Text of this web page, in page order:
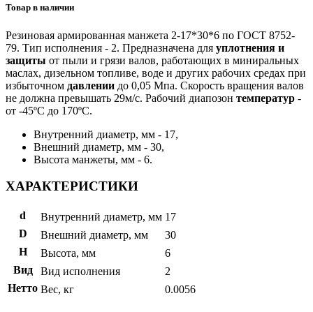
Товар в наличии
Резиновая армированная манжета 2-17*30*6 по ГОСТ 8752-
79. Тип исполнения - 2. Предназначена для уплотнения и
защиты от пыли и грязи валов, работающих в миниральных
маслах, дизельном топливе, воде и других рабочих средах при
избыточном давлении до 0,05 Мпа. Скорость вращения валов
не должна превышать 29м/с. Рабочий диапозон температур -
от -45ºС до 170ºС.
Внутренний диаметр, мм - 17,
Внешний диаметр, мм - 30,
Высота манжеты, мм - 6.
ХАРАКТЕРИСТИКИ
d Внутренний диаметр, мм 17
D
Внешний диаметр, мм
30
H
Высота, мм
6
Вид
Вид исполнения
2
Нетто Вес, кг 0.0056